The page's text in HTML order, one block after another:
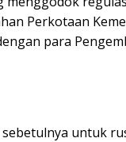
Perkotaan
para
untuk